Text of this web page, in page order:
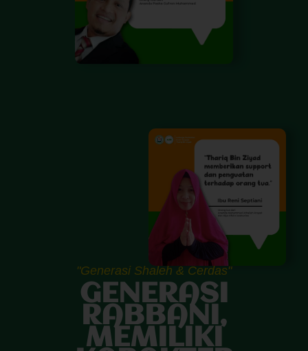
"Generasi Shaleh & Cerdas"
GENERASI
RABBANI,
MEMILIKI